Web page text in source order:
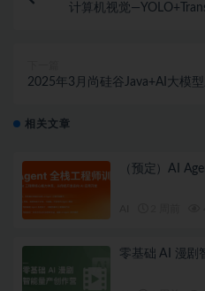
计算机视觉
2025年3月尚硅谷Java+AI大模
相关文章
（预定）AI
零基础 AI 漫剧